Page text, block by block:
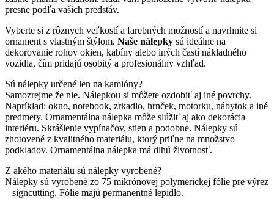
presne podľa vašich predstáv.
Vyberte si z rôznych veľkostí a farebných možností a navrhnite si
ornament s vlastným štýlom. Naše nálepky sú ideálne na
dekorovanie rohov okien, kabíny alebo iných častí nákladného
vozidla, čím pridajú osobitý a profesionálny vzhľad.
Sú nálepky určené len na kamióny?
Samozrejme že nie. Nálepkou si môžete ozdobiť aj iné povrchy.
Napríklad: okno, notebook, zrkadlo, hrnček, motorku, nábytok a iné
predmety. Ornamentálna nálepka môže slúžiť aj ako dekorácia
interiéru. Skrášlenie vypínačov, stien a podobne. Nálepky sú
zhotovené z kvalitného materiálu, ktorý priľne na množstvo
podkladov. Ornamentálna nálepka má dlhú životnosť.
Z akého materiálu sú nálepky vyrobené?
Nálepky sú vyrobené zo 75 mikrónovej polymerickej fólie pre výrez
– signcutting. Fólie majú permanentné lepidlo.